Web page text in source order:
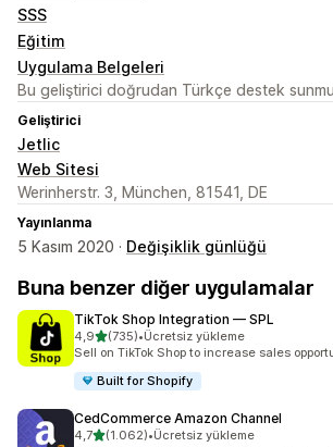
SSS
Eğitim
Uygulama Belgeleri
Bu geliştirici doğrudan Türkçe destek
Geliştirici
Jetlic
Web Sitesi
Werinherstr. 3, München, 81541, DE
Yayınlanma
5 Kasım 2020 · Değişiklik günlüğü
Buna benzer diğer uygulamalar
TikTok Shop Integration — SPL
4,95 yıldız üzerinden
(735)
toplam 735 değerlendirme
•Ücretsiz yükleme
Sell on TikTok Shop to increase sales
Built for Shopify
CedCommerce Amazon Channel
4,75 yıldız üzerinden
(1.062)
toplam 1062 değerlendirme
•Ücretsiz yükleme